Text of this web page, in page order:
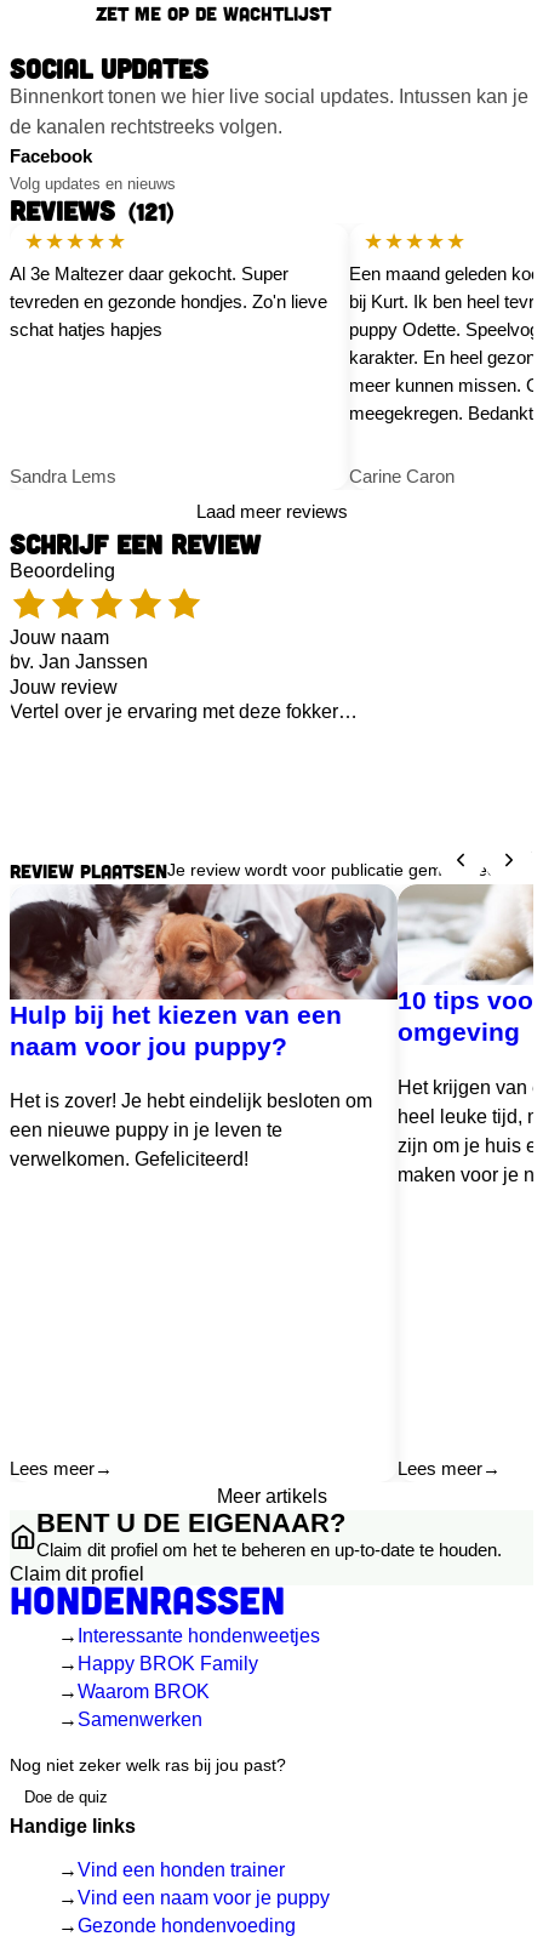
Zet me op de wachtlijst
SOCIAL UPDATES
Binnenkort tonen we hier live social updates. Intussen kan je
de kanalen rechtstreeks volgen.
Facebook
Volg updates en nieuws
REVIEWS (121)
★★★★★
Al 3e Maltezer daar gekocht. Super
tevreden en gezonde hondjes. Zo'n lieve
schat hatjes hapjes
Sandra Lems
★★★★★
Een maand geleden
bij Kurt. Ik ben heel
puppy Odette.
karakter. En heel
meer kunnen missen.
meegekregen. Bedankt
Carine Caron
Laad meer reviews
SCHRIJF EEN REVIEW
Beoordeling
Jouw naam
Jouw review
Review plaatsenJe review wordt voor publicatie gemodereerd.
Hulp bij het kiezen van een
naam voor jou puppy?
Het is zover! Je hebt eindelijk besloten om
een nieuwe puppy in je leven te
verwelkomen. Gefeliciteerd!
Lees meer→
10 tips
omgeving
Het krijgen van
heel leuke tijd,
zijn om je huis
maken voor je
Lees meer→
Meer artikels
BENT U DE EIGENAAR?
Claim dit profiel om het te beheren en up-to-date te houden.
Claim dit profiel
Hondenrassen
Interessante hondenweetjes
Happy BROK Family
Waarom BROK
Samenwerken
Nog niet zeker welk ras bij jou past?
Doe de quiz
Handige links
Vind een honden trainer
Vind een naam voor je puppy
Gezonde hondenvoeding